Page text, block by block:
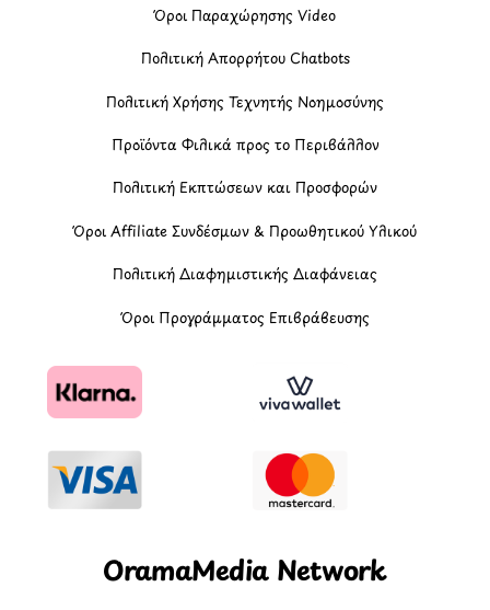
Όροι Παραχώρησης Video
Πολιτική Απορρήτου Chatbots
Πολιτική Χρήσης Τεχνητής Νοημοσύνης
Προϊόντα Φιλικά προς το Περιβάλλον
Πολιτική Εκπτώσεων και Προσφορών
Όροι Affiliate Συνδέσμων & Προωθητικού Υλικού
Πολιτική Διαφημιστικής Διαφάνειας
Όροι Προγράμματος Επιβράβευσης
OramaMedia Network